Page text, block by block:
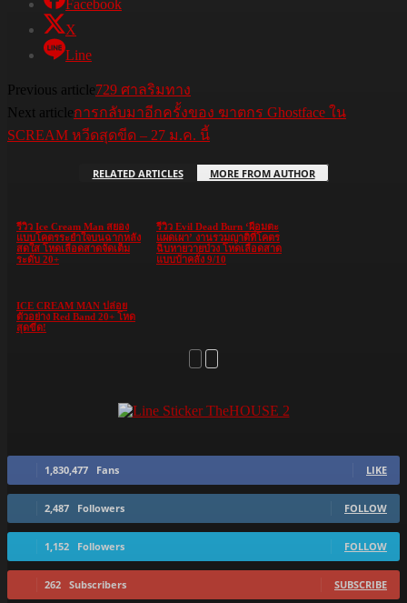
Facebook
X
Line
Previous article729 ศาลริมทาง
Next articleการกลับมาอีกครั้งของ ฆาตกร Ghostface ใน
SCREAM หวีดสุดขีด – 27 ม.ค. นี้
RELATED ARTICLES MORE FROM AUTHOR
รีวิว Ice Cream Man สยอง
แบบโคตรระยำใจบนฉากหลัง
สดใส โหดเลือดสาดจัดเต็ม
ระดับ 20+
รีวิว Evil Dead Burn ‘ผีอมตะ
แผดเผา’ งานรวมญาติที่โคตร
ฉิบหายวายป่วง โหดเลือดสาด
แบบบ้าคลั่ง 9/10
ICE CREAM MAN ปล่อย
ตัวอย่าง Red Band 20+ โหด
สุดขีด!
1,830,477 Fans LIKE
2,487 Followers FOLLOW
1,152 Followers FOLLOW
262 Subscribers SUBSCRIBE